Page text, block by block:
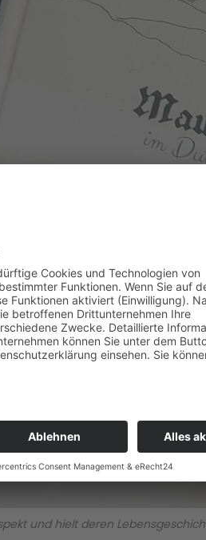
und hielt deren